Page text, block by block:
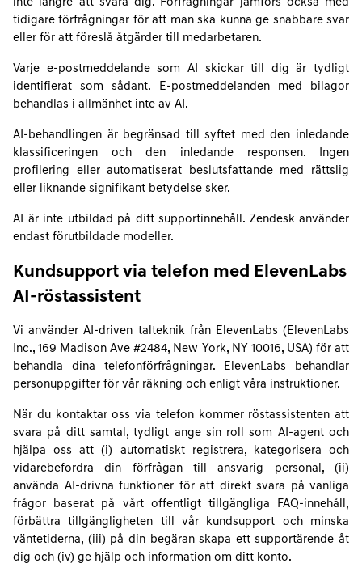
inte längre att svara dig. Förfrågningar jämförs också med
tidigare förfrågningar för att man ska kunna ge snabbare svar
eller för att föreslå åtgärder till medarbetaren.
Varje e-postmeddelande som AI skickar till dig är tydligt
identifierat som sådant. E-postmeddelanden med bilagor
behandlas i allmänhet inte av AI.
AI-behandlingen är begränsad till syftet med den inledande
klassificeringen och den inledande responsen. Ingen
profilering eller automatiserat beslutsfattande med rättslig
eller liknande signifikant betydelse sker.
AI är inte utbildad på ditt supportinnehåll. Zendesk använder
endast förutbildade modeller.
Kundsupport via telefon med ElevenLabs
AI-röstassistent
Vi använder AI-driven talteknik från ElevenLabs (ElevenLabs
Inc., 169 Madison Ave #2484, New York, NY 10016, USA) för att
behandla dina telefonförfrågningar. ElevenLabs behandlar
personuppgifter för vår räkning och enligt våra instruktioner.
När du kontaktar oss via telefon kommer röstassistenten att
svara på ditt samtal, tydligt ange sin roll som AI-agent och
hjälpa oss att (i) automatiskt registrera, kategorisera och
vidarebefordra din förfrågan till ansvarig personal, (ii)
använda AI-drivna funktioner för att direkt svara på vanliga
frågor baserat på vårt offentligt tillgängliga FAQ-innehåll,
förbättra tillgängligheten till vår kundsupport och minska
väntetiderna, (iii) på din begäran skapa ett supportärende åt
dig och (iv) ge hjälp och information om ditt konto.